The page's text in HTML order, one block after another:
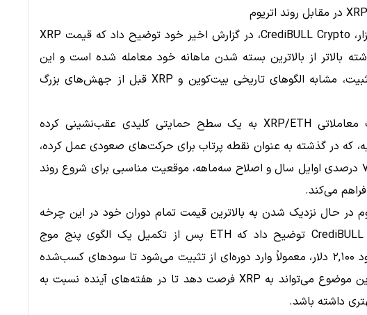
استراتژیست بازار، CrediBULL Crypto، در گزارش اخیر خود توضیح داد که قیمت XRP
بالاتر از بالاترین بسته شدن ماهانه خود معامله شده است و این
دوره طولانی تثبیت، مشابه الگوهای تاریخی بیت‌کوین و XRP قبل از جهش‌های بزرگ
همزمان، جفت معاملاتی XRP/ETH به یک سطح حمایتی کلیدی عقب‌نشینی کرده
که در گذشته به عنوان نقطه پرتاب برای حرکت‌های صعودی عمل کرده،
پس از رشد ۷۰۰ درصدی اوایل سال و اصلاح سه‌ماهه، موقعیت مناسبی برای شروع روند
می‌کند.
در حال نزدیک شدن به بالاترین قیمت تمام دوران خود در این چرخه
است. تحلیلگر CrediBULL توضیح داد که ETH پس از تکمیل یک الگوی پنج موج
صعودی از حدود ۲,۱۰۰ دلار، معمولاً وارد دوره‌ای از تثبیت می‌شود تا سودهای کسب‌شده
را جذب کند. این موضوع می‌تواند به XRP فرصت دهد تا در هفته‌های آینده نسبت به